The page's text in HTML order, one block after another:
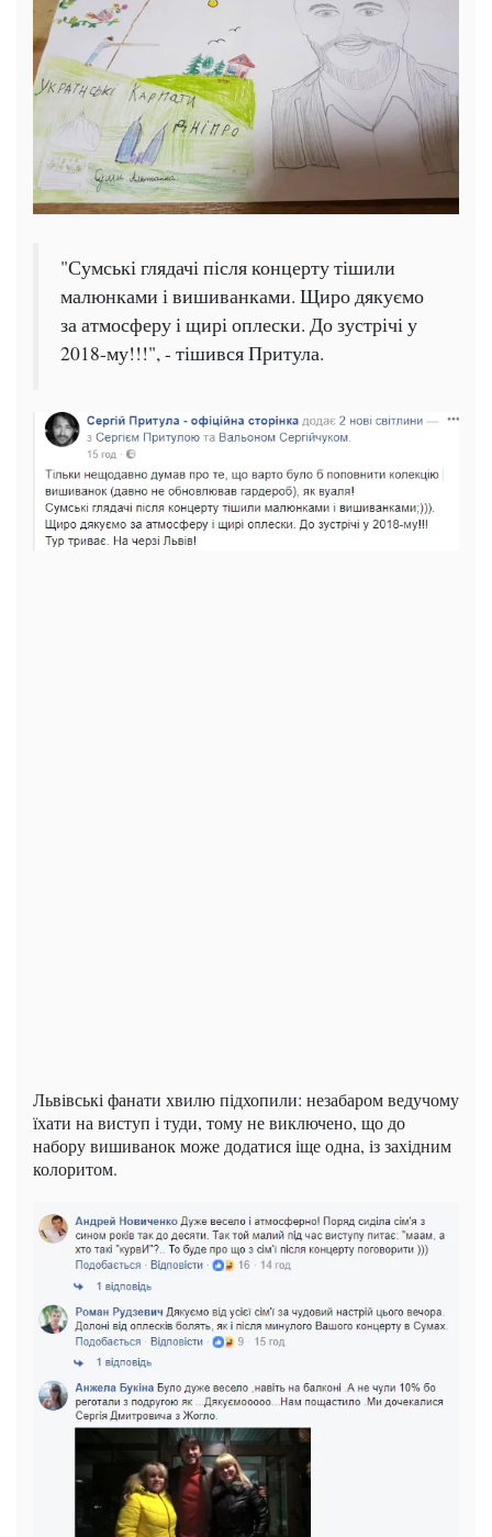
"Сумські глядачі після концерту тішили
малюнками і вишиванками. Щиро дякуємо
за атмосферу і щирі оплески. До зустрічі у
2018-му!!!", - тішився Притула.
Львівські фанати хвилю підхопили: незабаром ведучому
їхати на виступ і туди, тому не виключено, що до
набору вишиванок може додатися іще одна, із західним
колоритом.